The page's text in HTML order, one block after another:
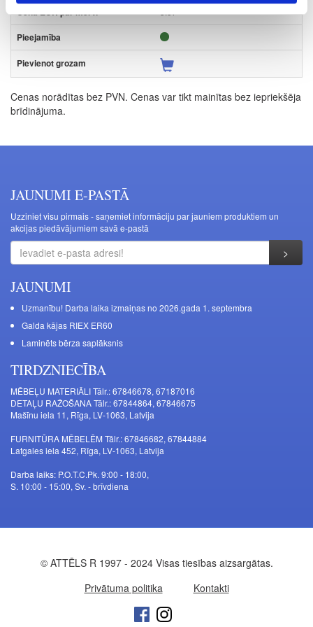
3.57
Cenas norādītas bez PVN. Cenas var tikt mainītas bez iepriekšēja
brīdinājuma.
JAUNUMI E-PASTĀ
Uzziniet visu pirmais - saņemiet informāciju par jauniem produktiem un
akcijas piedāvājumiem savā e-pastā
JAUNUMI
Uzmanību! Darba laika izmaiņas no 2026.gada 1. septembra
Galda kājas RIEX ER60
Laminēts bērza saplāksnis
TIRDZNIECĪBA
MĒBEĻU MATERIĀLI Tālr.: 67846678, 67187016
DETAĻU RAŽOŠANA Tālr.: 67844864, 67846675
Mašīnu iela 11, Rīga, LV-1063, Latvija
FURNITŪRA MĒBELĒM Tālr.: 67846682, 67844884
Latgales iela 452, Rīga, LV-1063, Latvija
Darba laiks: P.O.T.C.Pk. 9:00 - 18:00,
S. 10:00 - 15:00, Sv. - brīvdiena
© ATTĒLS R 1997 - 2024 Visas tiesības aizsargātas.
Privātuma politika
Kontakti